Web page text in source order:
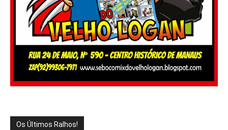
Os Últimos Ralhos!